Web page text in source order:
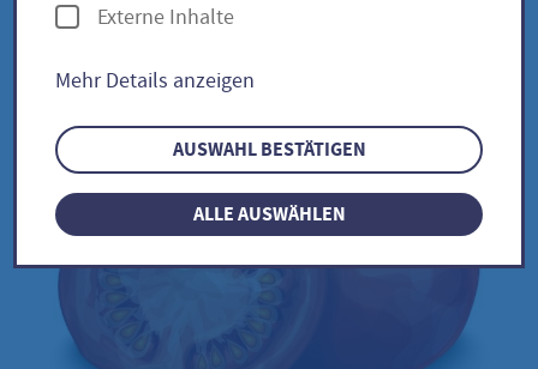
lycopersicum
i
e
n
Externe Inhalte
Mehr Details anzeigen
AUSWAHL BESTÄTIGEN
ALLE AUSWÄHLEN